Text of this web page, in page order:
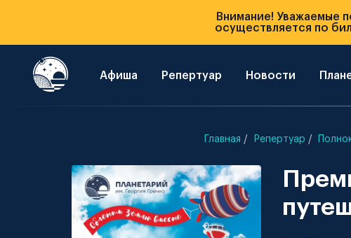
Внимание! Уважаемые
осуществляется по
Афиша Репертуар Новости
Главная Репертуар